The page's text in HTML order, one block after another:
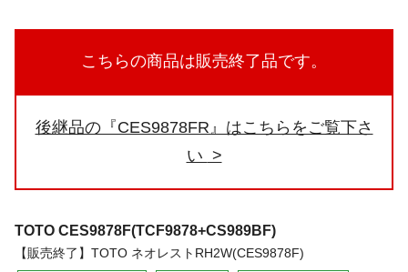
こちらの商品は販売終了品です。
後継品の『CES9878FR』はこちらをご覧下さ
い
TOTO CES9878F(TCF9878+CS989BF)
【販売終了】TOTO ネオレストRH2W(CES9878F)